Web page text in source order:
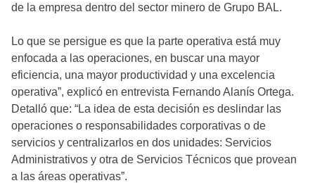
de la empresa dentro del sector minero de Grupo BAL.
Lo que se persigue es que la parte operativa está muy
enfocada a las operaciones, en buscar una mayor
eficiencia, una mayor productividad y una excelencia
operativa”, explicó en entrevista Fernando Alanís Ortega.
Detalló que: “La idea de esta decisión es deslindar las
operaciones o responsabilidades corporativas o de
servicios y centralizarlos en dos unidades: Servicios
Administrativos y otra de Servicios Técnicos que provean
a las áreas operativas”.